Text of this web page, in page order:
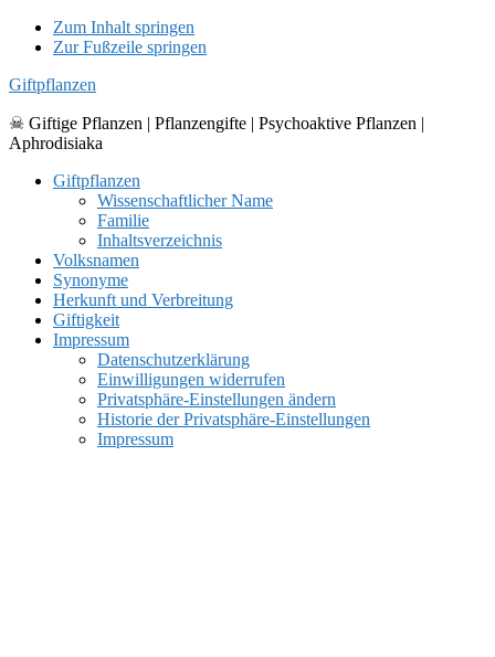
Zum Inhalt springen
Zur Fußzeile springen
Giftpflanzen
☠ Giftige Pflanzen | Pflanzengifte | Psychoaktive Pflanzen |
Aphrodisiaka
Giftpflanzen
Wissenschaftlicher Name
Familie
Inhaltsverzeichnis
Volksnamen
Synonyme
Herkunft und Verbreitung
Giftigkeit
Impressum
Datenschutzerklärung
Einwilligungen widerrufen
Privatsphäre-Einstellungen ändern
Historie der Privatsphäre-Einstellungen
Impressum